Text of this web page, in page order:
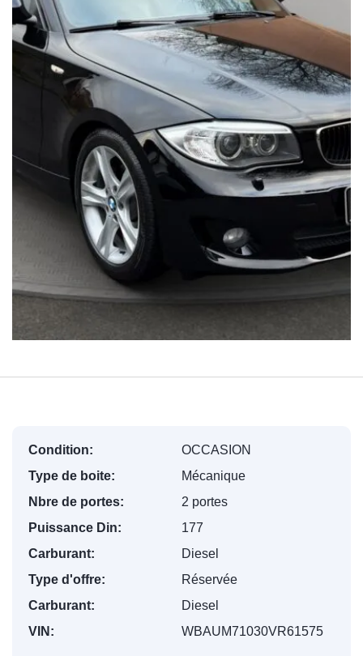
Condition:
OCCASION
Type de boite:
Mécanique
Nbre de portes:
2 portes
Puissance Din:
177
Carburant:
Diesel
Type d'offre:
Réservée
Carburant:
Diesel
VIN:
WBAUM71030VR61575